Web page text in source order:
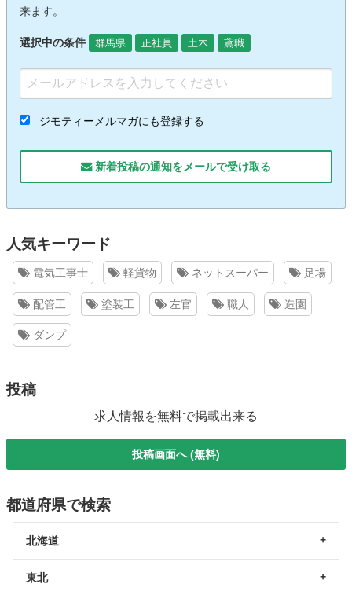
来ます。
選択中の条件 群馬県 正社員 土木 鳶職
ジモティーメルマガにも登録する
新着投稿の通知をメールで受け取る
人気キーワード
電気工事士 軽貨物 ネットスーパー 足場
配管工 塗装工 左官 職人 造園
ダンプ
投稿
求人情報を無料で掲載出来る
投稿画面へ (無料)
都道府県で検索
北海道
東北